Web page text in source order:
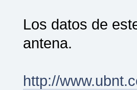
Los datos de
antena.
http://